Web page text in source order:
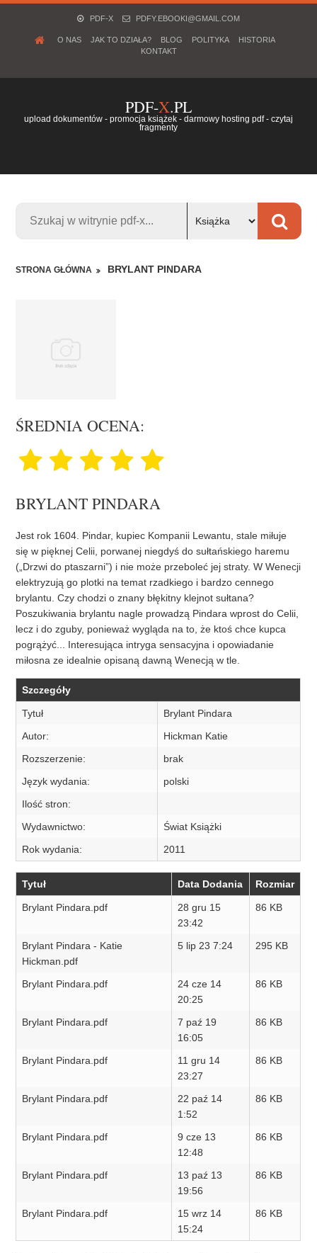
PDF-X PDFY.EBOOKI@GMAIL.COM
O NAS JAK TO DZIAŁA? BLOG POLITYKA
HISTORIA
KONTAKT
PDF-X.PL
upload dokumentów - promocja książek - darmowy hosting pdf - czytaj
fragmenty
STRONA GŁÓWNA BRYLANT PINDARA
ŚREDNIA OCENA:
BRYLANT PINDARA
Jest rok 1604. Pindar, kupiec Kompanii Lewantu, stale miłuje
się w pięknej Celii, porwanej niegdyś do sułtańskiego haremu
(„Drzwi do ptaszarni”) i nie może przeboleć jej straty. W Wenecji
elektryzują go plotki na temat rzadkiego i bardzo cennego
brylantu. Czy chodzi o znany błękitny klejnot sułtana?
Poszukiwania brylantu nagle prowadzą Pindara wprost do Celii,
lecz i do zguby, ponieważ wygląda na to, że ktoś chce kupca
pogrążyć... Interesująca intryga sensacyjna i opowiadanie
miłosna ze idealnie opisaną dawną Wenecją w tle.
Szczegóły
Tytuł
Brylant Pindara
Autor:
Hickman Katie
Rozszerzenie:
brak
Język wydania:
polski
Ilość stron:
Wydawnictwo:
Świat Książki
Rok wydania:
2011
Tytuł Data Dodania Rozmiar
Brylant Pindara.pdf
28 gru 15
23:42
86 KB
Brylant Pindara - Katie
Hickman.pdf
5 lip 23 7:24 295 KB
Brylant Pindara.pdf
24 cze 14
20:25
86 KB
Brylant Pindara.pdf
7 paź 19
16:05
86 KB
Brylant Pindara.pdf
11 gru 14
23:27
86 KB
Brylant Pindara.pdf
22 paź 14
1:52
86 KB
Brylant Pindara.pdf
9 cze 13
12:48
86 KB
Brylant Pindara.pdf
13 paź 13
19:56
86 KB
Brylant Pindara.pdf
15 wrz 14
15:24
86 KB